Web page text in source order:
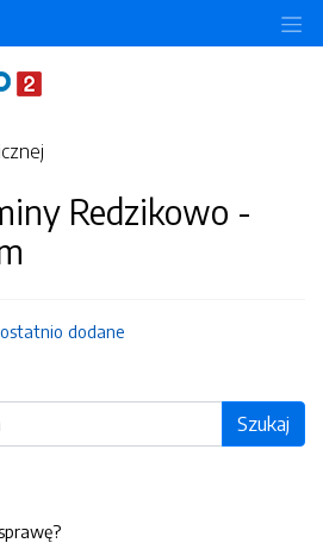
Redzikowo -
ostatnio dodane
Szukaj